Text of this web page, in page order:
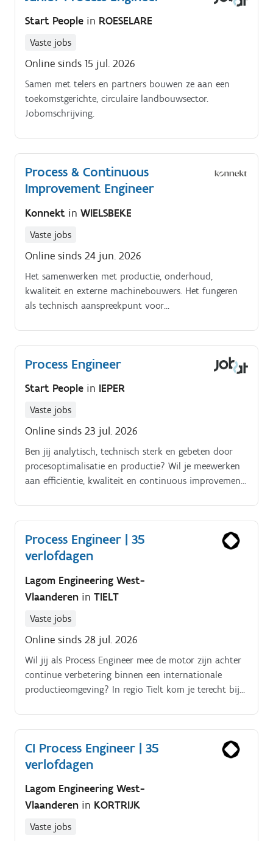
Start People in ROESELARE
Vaste jobs
Online sinds 15 jul. 2026
Samen met telers en partners bouwen ze aan een
toekomstgerichte, circulaire landbouwsector.
Jobomschrijving.
Process & Continuous
Improvement Engineer
Konnekt in WIELSBEKE
Vaste jobs
Online sinds 24 jun. 2026
Het samenwerken met productie, onderhoud,
kwaliteit en externe machinebouwers. Het fungeren
als technisch aanspreekpunt voor
Process Engineer
Start People in IEPER
Vaste jobs
Online sinds 23 jul. 2026
Ben jij analytisch, technisch sterk en gebeten door
procesoptimalisatie en productie? Wil je meewerken
aan efficiëntie, kwaliteit en continuous improvement
Process Engineer | 35
verlofdagen
Lagom Engineering West-
Vlaanderen in TIELT
Vaste jobs
Online sinds 28 jul. 2026
Wil jij als Process Engineer mee de motor zijn achter
continue verbetering binnen een internationale
productieomgeving? In regio Tielt kom je terecht bij
internationale voetafdruk.
CI Process Engineer | 35
verlofdagen
Lagom Engineering West-
Vlaanderen in KORTRIJK
Vaste jobs